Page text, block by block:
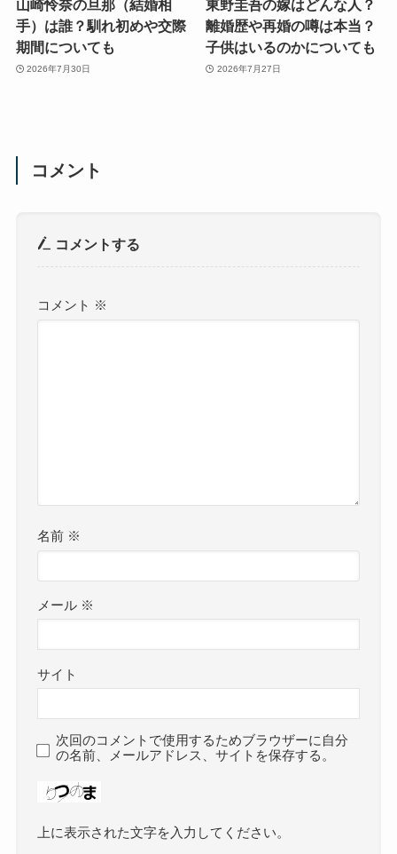
山崎怜奈の旦那（結婚相
手）は誰？馴れ初めや交際
期間についても
2026年7月30日
東野圭吾の嫁はどんな人？
離婚歴や再婚の噂は本当？
子供はいるのかについても
2026年7月27日
コメント
コメントする
コメント ※
名前 ※
メール ※
サイト
次回のコメントで使用するためブラウザーに自分
の名前、メールアドレス、サイトを保存する。
上に表示された文字を入力してください。